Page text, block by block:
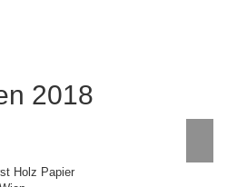
2018
Holz Papier